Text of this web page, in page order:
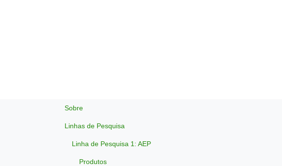
Sobre
Linhas de Pesquisa
Linha de Pesquisa 1: AEP
Produtos